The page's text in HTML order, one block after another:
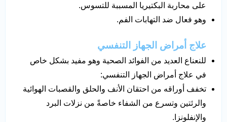
على محاربة البكتيريا المسببة للتسوس.
وهو فعال ضد التهابات الفم.
علاج أمراض الجهاز التنفسي
للنعناع العديد من الفوائد الصحية وهو مفيد بشكل خاص
في علاج أمراض الجهاز التنفسي:
تخفف أوراقه من احتقان الأنف والحلق والقصبات الهوائية
والرئتين وتسرع من الشفاء خاصةً من نزلات البرد
والإنفلونزا.